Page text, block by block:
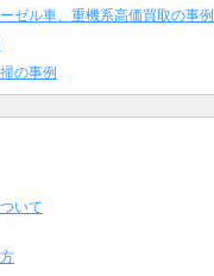
ゼル車、重機系高価買取の事例
の事例
いて